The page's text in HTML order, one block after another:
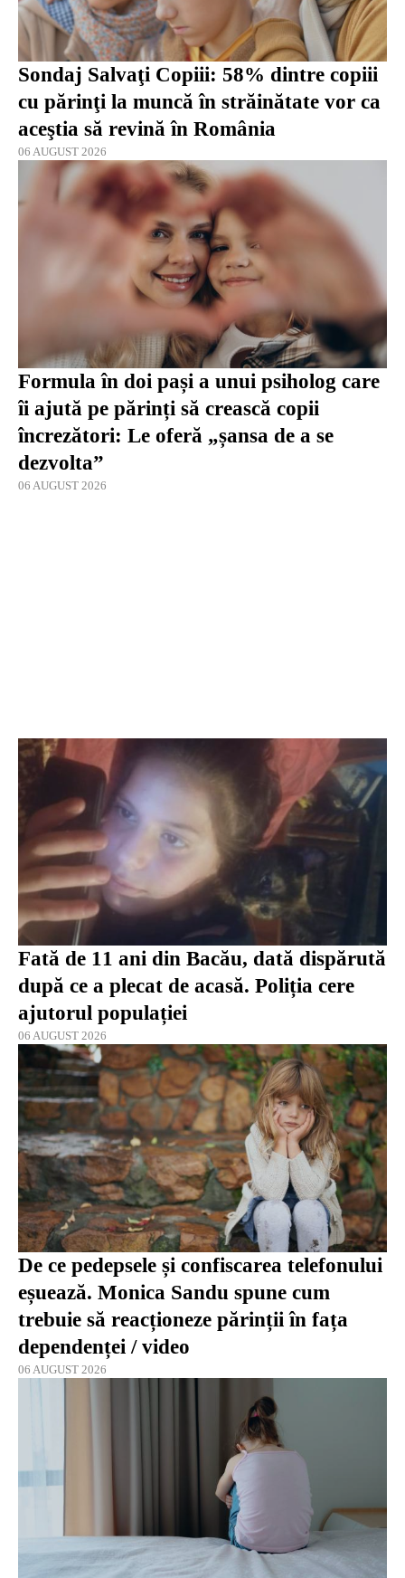
Sondaj Salvaţi Copiii: 58% dintre copiii
cu părinţi la muncă în străinătate vor ca
aceştia să revină în România
06 AUGUST 2026
Formula în doi pași a unui psiholog care
îi ajută pe părinți să crească copii
încrezători: Le oferă „șansa de a se
dezvolta”
06 AUGUST 2026
Fată de 11 ani din Bacău, dată dispărută
după ce a plecat de acasă. Poliția cere
ajutorul populației
06 AUGUST 2026
De ce pedepsele și confiscarea telefonului
eșuează. Monica Sandu spune cum
trebuie să reacționeze părinții în fața
dependenței / video
06 AUGUST 2026